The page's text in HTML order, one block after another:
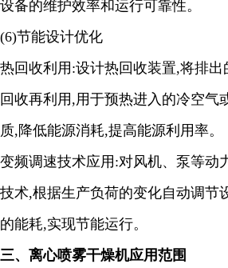
设备的维护效率和运行可靠性。
(6)节能设计优化
热回收利用 :设计热回收装置,将排
回收再利用,用于预热进入的冷空气
质,降低能源消耗,提高能源利用率。
变频调速技术应用 :对风机、泵等动
技术,根据生产负荷的变化自动调节
的能耗,实现节能运行。
三、离心喷雾干燥机应用范围